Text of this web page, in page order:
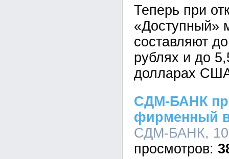
Теперь при
«Доступный»
составляют
рублях и до
долларах
СДМ-БАНК
фирменный
СДМ-БАНК,